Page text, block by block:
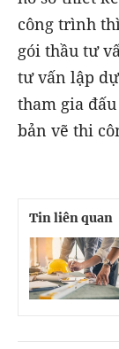
công trình
gói thầu tư
tư vấn lập
tham gia
bản vẽ thi
Tin liên quan